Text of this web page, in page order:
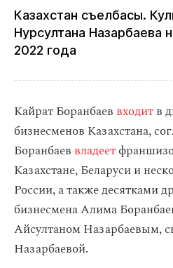
Казахстан съелбасы.
Нурсултана Назарбаева
2022 года
Кайрат Боранбаев входитв
бизнесменов Казахстана,
Боранбаев владеет
Казахстане, Беларуси и
России, а также десятками
бизнесмена Алима
Айсултаном Назарбаевым,
Назарбаевой.